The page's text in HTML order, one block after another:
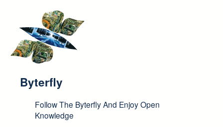
Byterfly
Follow The Byterfly And Enjoy Open
Knowledge